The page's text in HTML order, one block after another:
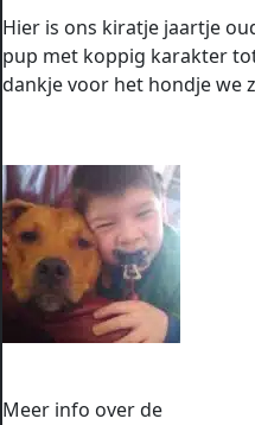
Hier is ons kiratje jaartje
pup met koppig karakter
dankje voor het hondje we
Meer info over de